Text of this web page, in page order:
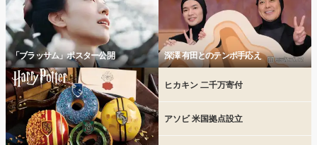
「ブラッサム」ポスター公開 深澤 有田とのテンポ手応え
ヒカキン 二千万寄付
アソビ 米国拠点設立